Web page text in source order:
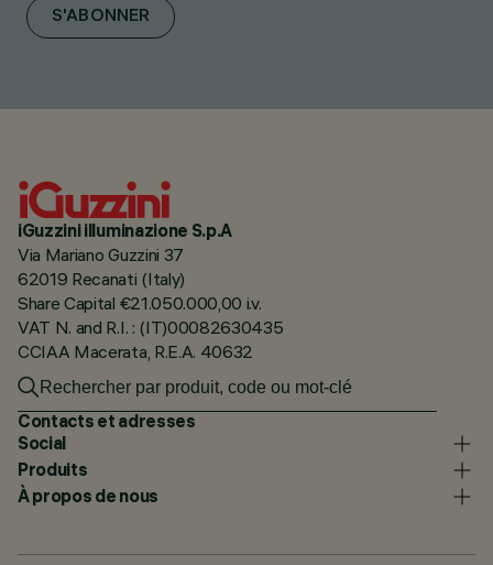
S'ABONNER
iGuzzini illuminazione S.p.A
Via Mariano Guzzini 37
62019 Recanati (Italy)
Share Capital €21.050.000,00 i.v.
VAT N. and R.I. : (IT)00082630435
CCIAA Macerata, R.E.A. 40632
Contacts et adresses
Social
Produits
À propos de nous